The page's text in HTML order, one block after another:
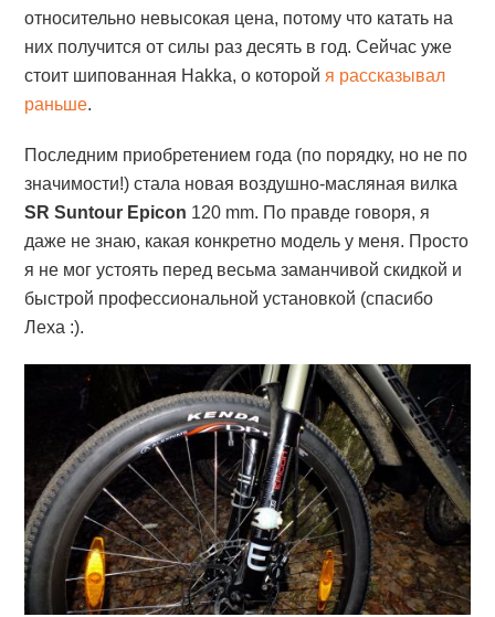
относительно невысокая цена, потому что катать на
них получится от силы раз десять в год. Сейчас уже
стоит шипованная Hakka, о которой я рассказывал
раньше.
Последним приобретением года (по порядку, но не по
значимости!) стала новая воздушно-масляная вилка
SR Suntour Epicon 120 mm. По правде говоря, я
даже не знаю, какая конкретно модель у меня. Просто
я не мог устоять перед весьма заманчивой скидкой и
быстрой профессиональной установкой (спасибо
Леха :).